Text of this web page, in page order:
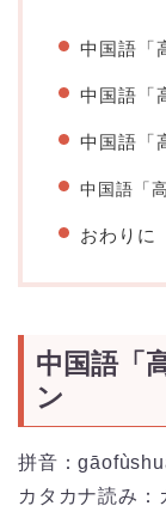
中国語「
中国語「
中国語「
中国語「
おわりに
中国語「
ン
拼音：
カタカナ読み：